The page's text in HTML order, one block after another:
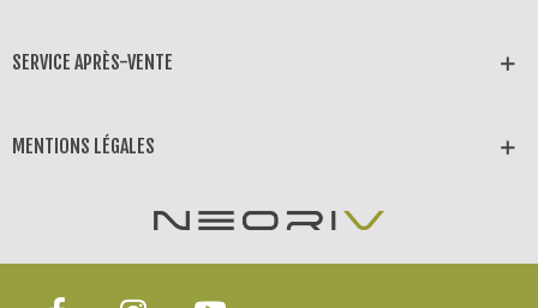
SERVICE APRÈS-VENTE
MENTIONS LÉGALES